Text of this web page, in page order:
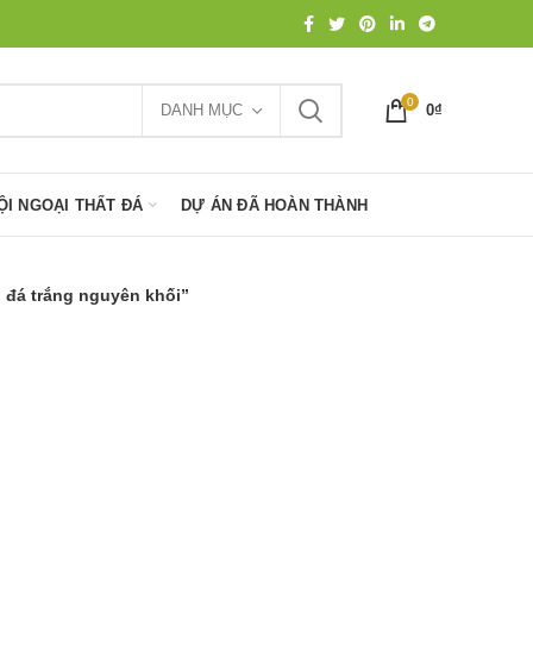
DANH MỤC 0 0₫
NGOẠI THẤT ĐÁ DỰ ÁN ĐÃ HOÀN THÀNH
trắng nguyên khối”